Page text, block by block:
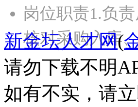
岗位职责1.负
核对采购入库
新金坛人才网(
请勿下载不明
如有不实，请